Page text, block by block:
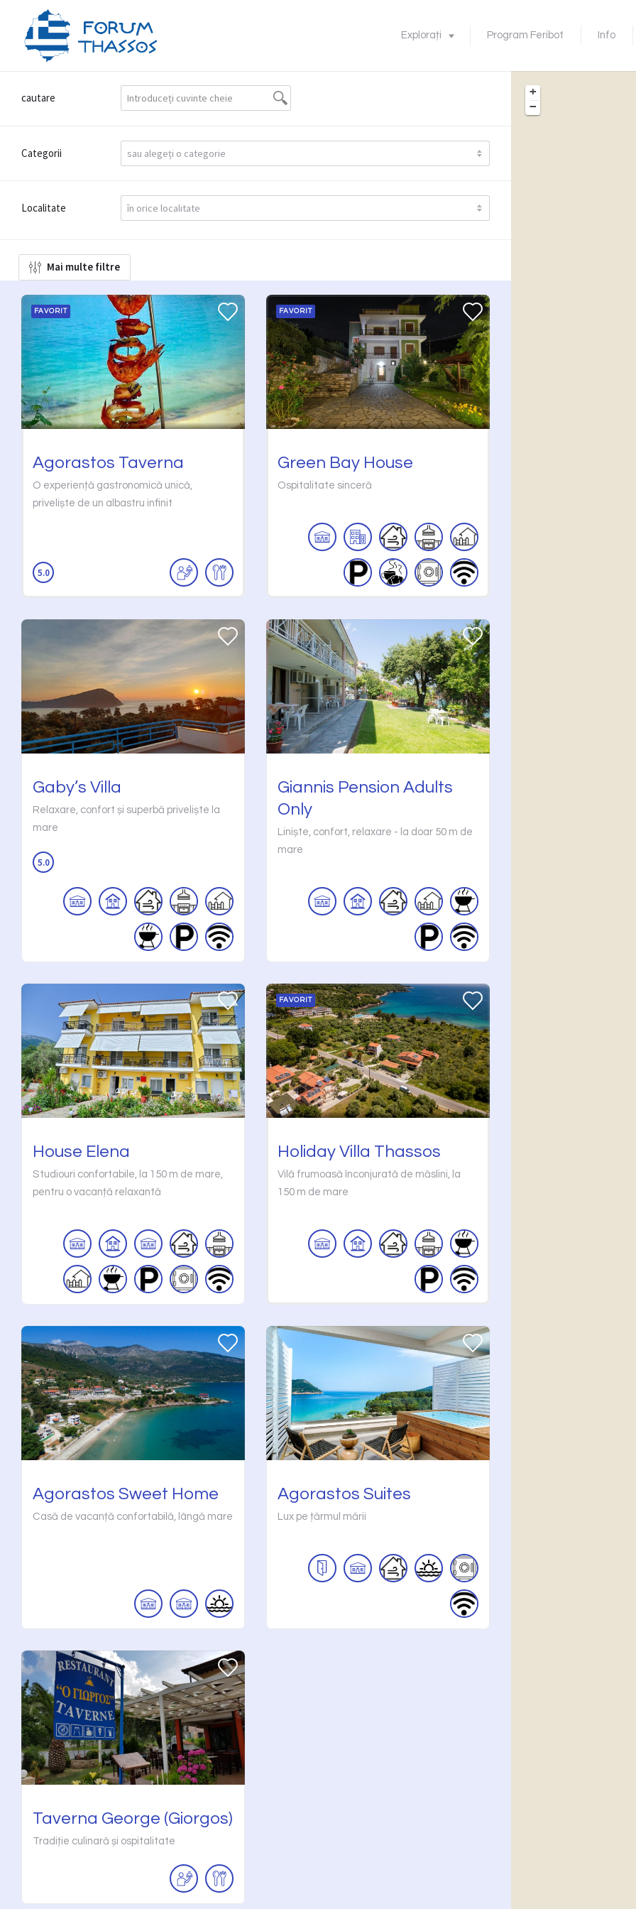
Explorați Program Feribot Info
cautare
Categorii
Localitate
Mai multe filtre
FAVORIT
Agorastos Taverna
O experiență gastronomică unică,
priveliște de un albastru infinit
5.0
FAVORIT
Green Bay House
Ospitalitate sinceră
Gaby’s Villa
Relaxare, confort și superbă priveliște la
mare
5.0
Giannis Pension Adults
Only
Liniște, confort, relaxare - la doar 50 m de
mare
House Elena
Studiouri confortabile, la 150 m de mare,
pentru o vacanță relaxantă
FAVORIT
Holiday Villa Thassos
Vilă frumoasă înconjurată de măslini, la
150 m de mare
Agorastos Sweet Home
Casă de vacanță confortabilă, lângă mare
Agorastos Suites
Lux pe țărmul mării
Taverna George (Giorgos)
Tradiție culinară și ospitalitate
+
−